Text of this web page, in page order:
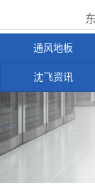
通风地板
沈飞资讯